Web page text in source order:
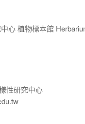
心 植物標本館
性研究中心